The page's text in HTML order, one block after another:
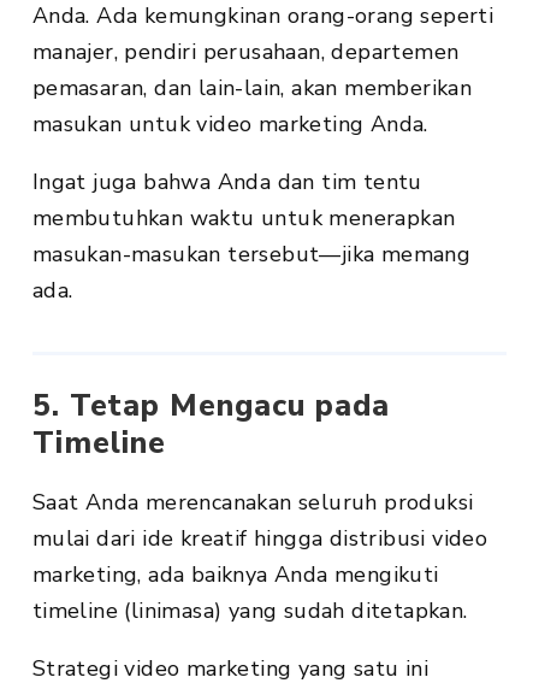
Anda. Ada kemungkinan orang-orang seperti
manajer, pendiri perusahaan, departemen
pemasaran, dan lain-lain, akan memberikan
masukan untuk video marketing Anda.
Ingat juga bahwa Anda dan tim tentu
membutuhkan waktu untuk menerapkan
masukan-masukan tersebut—jika memang
ada.
5. Tetap Mengacu pada
Timeline
Saat Anda merencanakan seluruh produksi
mulai dari ide kreatif hingga distribusi video
marketing, ada baiknya Anda mengikuti
timeline (linimasa) yang sudah ditetapkan.
Strategi video marketing yang satu ini